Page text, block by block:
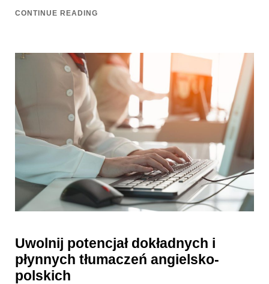
CONTINUE READING
Uwolnij potencjał dokładnych i
płynnych tłumaczeń angielsko-
polskich